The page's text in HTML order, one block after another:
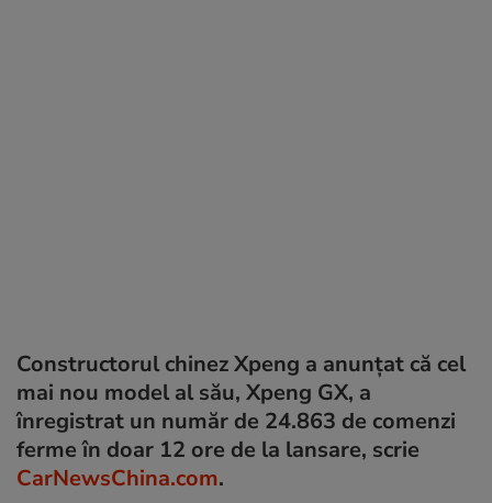
Constructorul chinez Xpeng a anunțat că cel
mai nou model al său, Xpeng GX, a
înregistrat un număr de 24.863 de comenzi
ferme în doar 12 ore de la lansare, scrie
CarNewsChina.com.